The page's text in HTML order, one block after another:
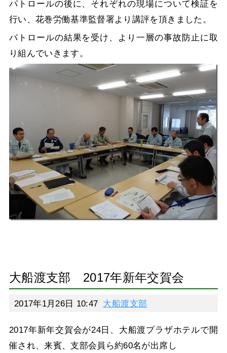
パトロールの後に、それぞれの現場について検証を
行い、花巻労働基準監督署より講評を頂きました。
パトロールの結果を受け、より一層の事故防止に取
り組んでいきます。
大船渡支部 2017年新年交賀会
2017年1月26日 10:47 大船渡支部
2017年新年交賀会が24日、大船渡プラザホテルで開
催され、来賓、支部会員ら約60名が出席し